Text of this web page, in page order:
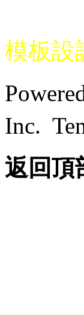
模板設
Inc.
返回頂